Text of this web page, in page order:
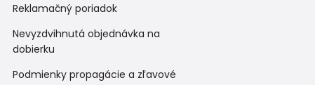
Reklamačný poriadok
Nevyzdvihnutá objednávka na
dobierku
Podmienky propagácie a zľavové